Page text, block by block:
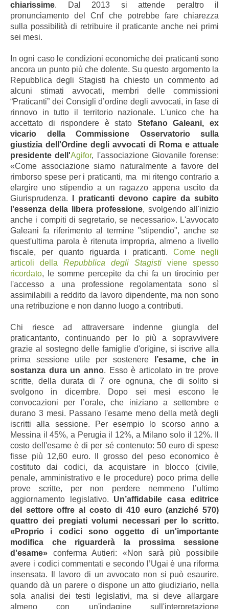
chiarissime. Dal 2013 si attende peraltro il
pronunciamento del Cnf che potrebbe fare chiarezza
sulla possibilità di retribuire il praticante anche nei primi
sei mesi.
In ogni caso le condizioni economiche dei praticanti sono
ancora un punto più che dolente. Su questo argomento la
Repubblica degli Stagisti ha chiesto un commento ad
alcuni stimati avvocati,membri delle commissioni
“Praticanti” dei Consigli d’ordine degli avvocati, in fase di
rinnovo in tutto il territorio nazionale. L'unico che ha
accettato di rispondere è stato Stefano Galeani, ex
vicario della Commissione Osservatorio sulla
giustizia dell'Ordine degli avvocati di Roma e attuale
presidente dell'Agifor, l'associazione Giovanile forense:
«Come associazione siamo naturalmente a favore del
rimborso spese per i praticanti, ma mi ritengo contrario a
elargire uno stipendio a un ragazzo appena uscito da
Giurisprudenza. I praticanti devono capire da subito
l'essenza della libera professione, svolgendo all'inizio
anche i compiti di segretario, se necessario». L'avvocato
Galeani fa riferimento al termine "stipendio", anche se
quest'ultima parola è ritenuta impropria, almeno a livello
fiscale, per quanto riguarda i praticanti.Come negli
articoli della Repubblica degli Stagisti viene spesso
ricordato, le somme percepite da chi fa un tirocinio per
l'accesso a una professione regolamentata sono sì
assimilabili a reddito da lavoro dipendente, ma non sono
una retribuzione e non danno luogo a contributi.
Chi riesce ad attraversare indenne giungla del
praticantanto, continuando per lo più a sopravvivere
grazie al sostegno delle famiglie d'origine, si iscrive alla
prima sessione utile per sostenere l’esame, che in
sostanza dura un anno. Esso è articolato in tre prove
scritte, della durata di 7 ore ognuna, che di solito si
svolgono in dicembre. Dopo sei mesi escono le
convocazioni per l’orale, che iniziano a settembre e
durano 3 mesi. Passano l'esame meno della metà degli
iscritti alla sessione. Per esempio lo scorso anno a
Messina il 45%, a Perugia il 12%, a Milano solo il 12%. Il
costo dell'esame è di per sé contenuto: 50 euro di spese
fisse più 12,60 euro. Il grosso del peso economico è
costituto dai codici, da acquistare in blocco (civile,
penale, amministrativo e le procedure) poco prima delle
prove scritte, per non perdere nemmeno l’ultimo
aggiornamento legislativo. Un’affidabile casa editrice
del settore offre al costo di 410 euro (anziché 570)
quattro dei pregiati volumi necessari per lo scritto.
«Proprio i codici sono oggetto di un'importante
modifica che riguarderà la prossima sessione
d'esame» conferma Autieri: «Non sarà più possibile
avere i codici commentati e secondo l’Ugai è una riforma
insensata. Il lavoro di un avvocato non si può esaurire,
quando dà un parere o dispone un atto giudiziario, nella
sola analisi dei testi legislativi, ma si deve allargare
almeno con un'indagine sull'interpretazione